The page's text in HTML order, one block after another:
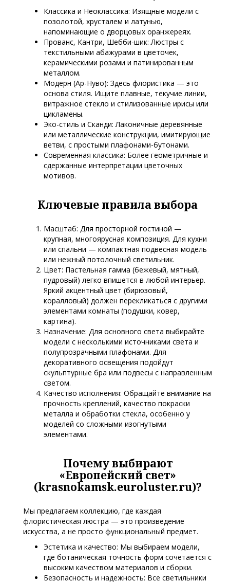
Классика и Неоклассика: Изящные модели с
позолотой, хрусталем и латунью,
напоминающие о дворцовых оранжереях.
Прованс, Кантри, Шебби-шик: Люстры с
текстильными абажурами в цветочек,
керамическими розами и патинированным
металлом.
Модерн (Ар-Нуво): Здесь флористика — это
основа стиля. Ищите плавные, текучие линии,
витражное стекло и стилизованные ирисы или
цикламены.
Эко-стиль и Сканди: Лаконичные деревянные
или металлические конструкции, имитирующие
ветви, с простыми плафонами-бутонами.
Современная классика: Более геометричные и
сдержанные интерпретации цветочных
мотивов.
Ключевые правила выбора
Масштаб: Для просторной гостиной —
крупная, многоярусная композиция. Для кухни
или спальни — компактная подвесная модель
или нежный потолочный светильник.
Цвет: Пастельная гамма (бежевый, мятный,
пудровый) легко впишется в любой интерьер.
Яркий акцентный цвет (бирюзовый,
коралловый) должен перекликаться с другими
элементами комнаты (подушки, ковер,
картина).
Назначение: Для основного света выбирайте
модели с несколькими источниками света и
полупрозрачными плафонами. Для
декоративного освещения подойдут
скульптурные бра или подвесы с направленным
светом.
Качество исполнения: Обращайте внимание на
прочность креплений, качество покраски
металла и обработки стекла, особенно у
моделей со сложными изогнутыми
элементами.
Почему выбирают
«Европейский свет»
(krasnokamsk.euroluster.ru)?
Мы предлагаем коллекцию, где каждая
флористическая люстра — это произведение
искусства, а не просто функциональный предмет.
Эстетика и качество: Мы выбираем модели,
где ботаническая точность форм сочетается с
высоким качеством материалов и сборки.
Безопасность и надежность: Все светильники